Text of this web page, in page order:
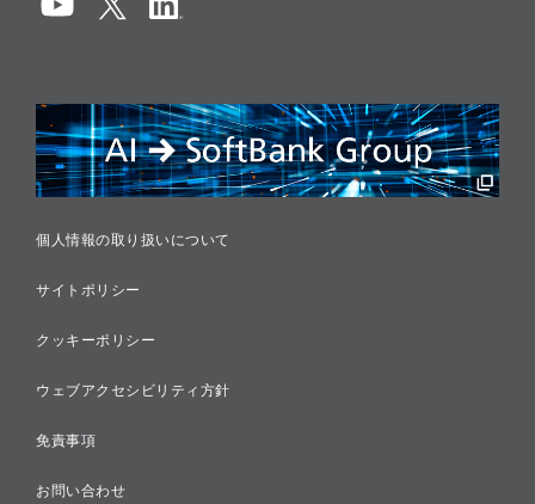
コンプライアンス
リスクマネジメント
税務に対する取り組み
採用情報
個人情報の取り扱いについて
サイトポリシー
クッキーポリシー
ウェブアクセシビリティ方針
免責事項
お問い合わせ